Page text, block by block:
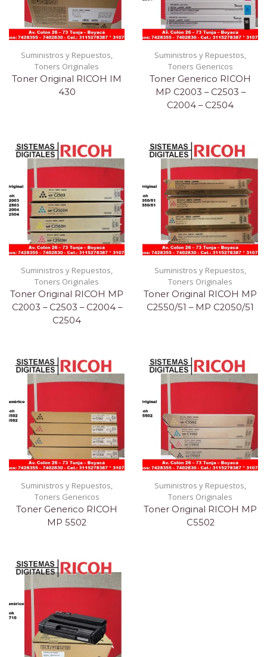
Suministros y Repuestos,
Toners Originales
Toner Original RICOH IM
430
Suministros y Repuestos,
Toners Genericos
Toner Generico RICOH
MP C2003 – C2503 –
C2004 – C2504
Suministros y Repuestos,
Toners Originales
Toner Original RICOH MP
C2003 – C2503 – C2004 –
C2504
Suministros y Repuestos,
Toners Originales
Toner Original RICOH MP
C2550/51 – MP C2050/51
Suministros y Repuestos,
Toners Genericos
Toner Generico RICOH
MP 5502
Suministros y Repuestos,
Toners Originales
Toner Original RICOH MP
C5502